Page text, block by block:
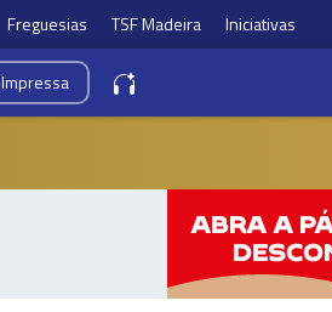
Freguesias TSF Madeira Iniciativas
Impressa